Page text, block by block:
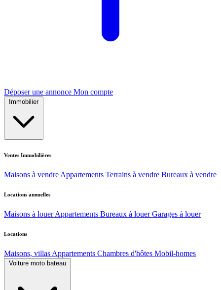
Déposer une annonce Mon compte
Immobilier
Ventes Immobilières
Maisons à vendre Appartements Terrains à vendre Bureaux à vendre
Locations annuelles
Maisons à louer Appartements Bureaux à louer Garages à louer
Locations
Maisons, villas Appartements Chambres d'hôtes Mobil-homes
Voiture moto bateau